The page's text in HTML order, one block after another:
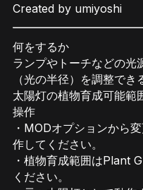
Created by umiyoshi
何をするか
ランプやトーチなどの光
（光の半径）を調整でき
太陽灯の植物育成可能範
操作
・MODオプションから
作してください。
・植物育成範囲はPlant
ください。